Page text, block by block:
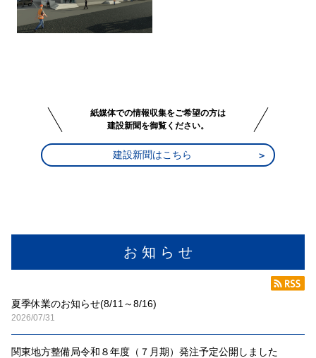
お 知 ら せ
夏季休業のお知らせ(8/11～8/16)
2026/07/31
関東地方整備局令和８年度（７月期）発注予定公開しました
紙媒体での情報収集をご希望の方は
建設新聞を御覧ください。
建設新聞はこちら